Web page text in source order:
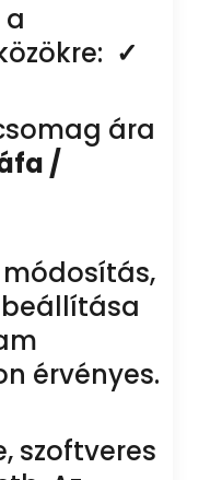
✓
ára
/
érvényes.
szoftveres